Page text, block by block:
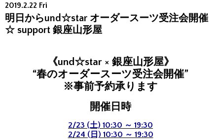
2019.2.22 Fri
明日からund☆star オーダースーツ受注会開催
☆ support 銀座山形屋
《und☆star × 銀座山形屋》
“春のオーダースーツ受注会開催”
※事前予約承ります
開催日時
2/23 (土) 10:30 ～ 19:30
2/24 (日) 10:30 ～ 19:30